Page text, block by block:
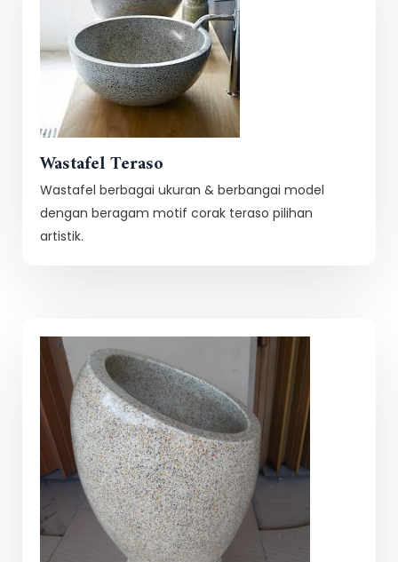
Wastafel Teraso
Wastafel berbagai ukuran & berbangai model
dengan beragam motif corak teraso pilihan
artistik.